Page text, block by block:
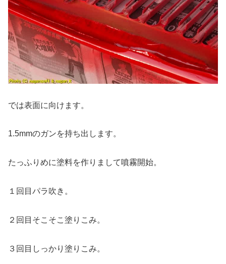
では表面に向けます。
1.5mmのガンを持ち出します。
たっふりめに塗料を作りまして噴霧開始。
１回目パラ吹き。
２回目そこそこ塗りこみ。
３回目しっかり塗りこみ。